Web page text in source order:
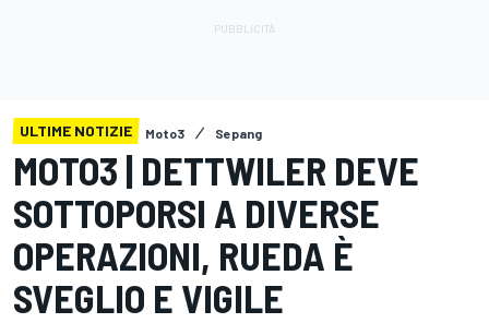
ULTIME NOTIZIE Moto3 Sepang
MOTO3 | DETTWILER DEVE
SOTTOPORSI A DIVERSE
OPERAZIONI, RUEDA È
SVEGLIO E VIGILE